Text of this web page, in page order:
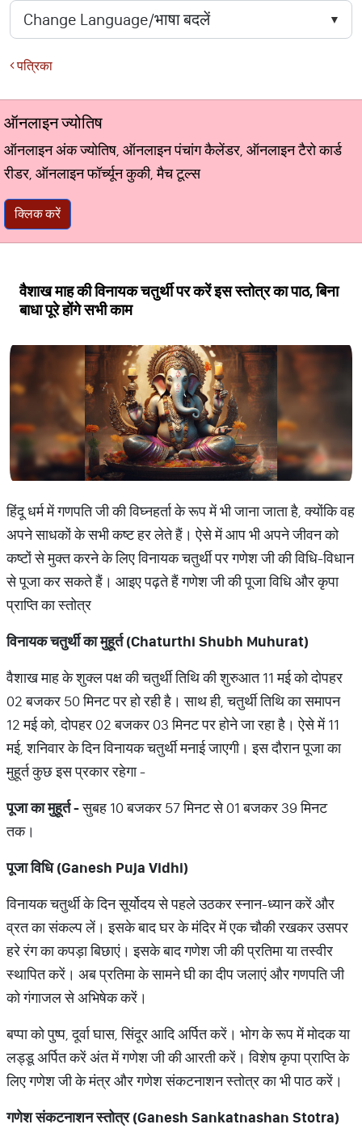
पत्रिका
ऑनलाइन ज्योतिष
ऑनलाइन अंक ज्योतिष, ऑनलाइन पंचांग कैलेंडर, ऑनलाइन टैरो कार्ड
रीडर, ऑनलाइन फॉर्च्यून कुकी, मैच टूल्स
क्लिक करें
वैशाख माह की विनायक चतुर्थी पर करें इस स्तोत्र का पाठ, बिना
बाधा पूरे होंगे सभी काम
हिंदू धर्म में गणपति जी की विघ्नहर्ता के रूप में भी जाना जाता है, क्योंकि वह
अपने साधकों के सभी कष्ट हर लेते हैं। ऐसे में आप भी अपने जीवन को
कष्टों से मुक्त करने के लिए विनायक चतुर्थी पर गणेश जी की विधि-विधान
से पूजा कर सकते हैं। आइए पढ़ते हैं गणेश जी की पूजा विधि और कृपा
प्राप्ति का स्तोत्र
विनायक चतुर्थी का मुहूर्त (Chaturthi Shubh Muhurat)
वैशाख माह के शुक्ल पक्ष की चतुर्थी तिथि की शुरुआत 11 मई को दोपहर
02 बजकर 50 मिनट पर हो रही है। साथ ही, चतुर्थी तिथि का समापन
12 मई को, दोपहर 02 बजकर 03 मिनट पर होने जा रहा है। ऐसे में 11
मई, शनिवार के दिन विनायक चतुर्थी मनाई जाएगी। इस दौरान पूजा का
मुहूर्त कुछ इस प्रकार रहेगा -
पूजाकामुहूर्त-सुबह 10 बजकर 57 मिनट से 01 बजकर 39 मिनट
तक।
पूजा विधि (Ganesh Puja Vidhi)
विनायक चतुर्थी के दिन सूर्योदय से पहले उठकर स्नान-ध्यान करें और
व्रत का संकल्प लें। इसके बाद घर के मंदिर में एक चौकी रखकर उसपर
हरे रंग का कपड़ा बिछाएं। इसके बाद गणेश जी की प्रतिमा या तस्वीर
स्थापित करें। अब प्रतिमा के सामने घी का दीप जलाएं और गणपति जी
को गंगाजल से अभिषेक करें।
बप्पा को पुष्प, दूर्वा घास, सिंदूर आदि अर्पित करें। भोग के रूप में मोदक या
लड्डू अर्पित करें अंत में गणेश जी की आरती करें। विशेष कृपा प्राप्ति के
लिए गणेश जी के मंत्र और गणेश संकटनाशन स्तोत्र का भी पाठ करें।
गणेश संकटनाशन स्तोत्र (Ganesh Sankatnashan Stotra)